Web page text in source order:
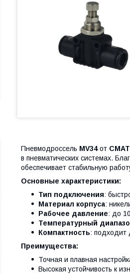
Пневмодроссель MV34от
в пневматических системах.
обеспечивает стабильную
Основные характеристики:
Тип подключения:
Материал корпуса:
Рабочее давление: до
Температурный
Компактность: подходит
Преимущества:
Точная и плавная
Высокая устойчивость к